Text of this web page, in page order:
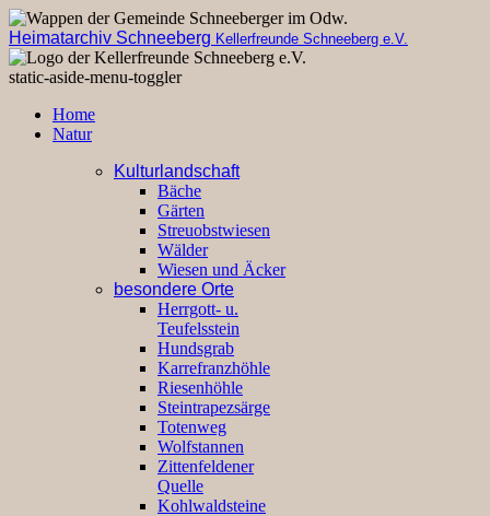
Heimatarchiv Schneeberg Kellerfreunde Schneeberg e.V.
static-aside-menu-toggler
Home
Natur
Kulturlandschaft
Bäche
Gärten
Streuobstwiesen
Wälder
Wiesen und Äcker
besondere Orte
Herrgott- u.
Teufelsstein
Hundsgrab
Karrefranzhöhle
Riesenhöhle
Steintrapezsärge
Totenweg
Wolfstannen
Zittenfeldener
Quelle
Kohlwaldsteine